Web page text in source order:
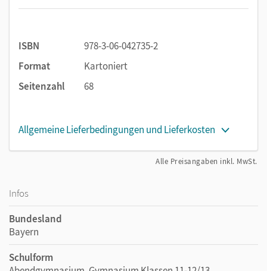
ISBN
978-3-06-042735-2
Format
Kartoniert
Seitenzahl
68
Allgemeine Lieferbedingungen und Lieferkosten
Alle Preisangaben inkl. MwSt.
Infos
Bundesland
Bayern
Schulform